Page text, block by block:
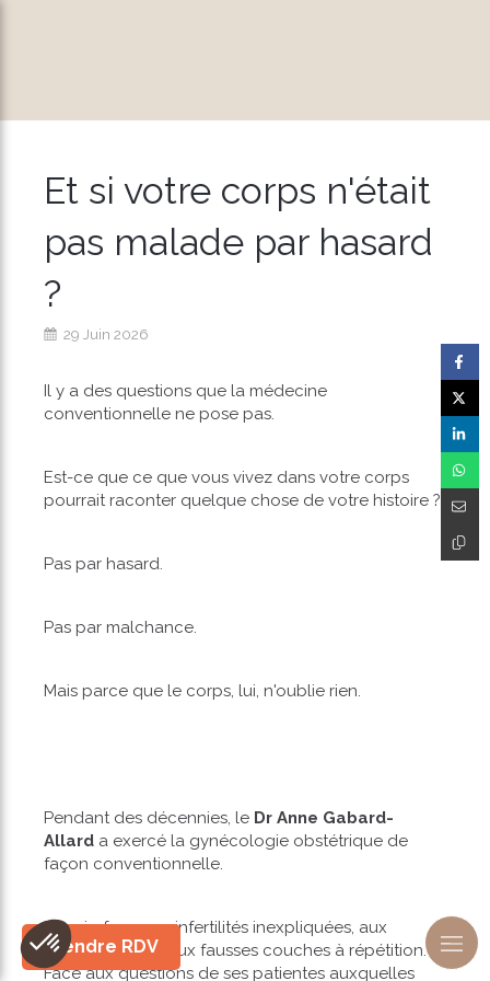
Prendre RDV
Et si votre corps n'était
pas malade par hasard
?
29 Juin 2026
Il y a des questions que la médecine
conventionnelle ne pose pas.
Est-ce que ce que vous vivez dans votre corps
pourrait raconter quelque chose de votre histoire ?
Pas par hasard.
Pas par malchance.
Mais parce que le corps, lui, n'oublie rien.
Pendant des décennies, le Dr Anne Gabard-
Allard a exercé la gynécologie obstétrique de
façon conventionnelle.
Et puis, face aux infertilités inexpliquées, aux
endométrioses, aux fausses couches à répétition.
Face aux questions de ses patientes auxquelles